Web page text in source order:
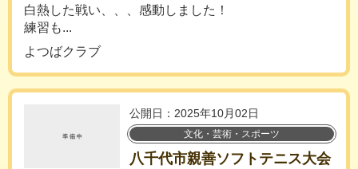
白熱した戦い、、、感動しました！
練習も...
よつばクラブ
公開日：2025年10月02日
文化・芸術・スポーツ
八千代市親善ソフトテニス大会